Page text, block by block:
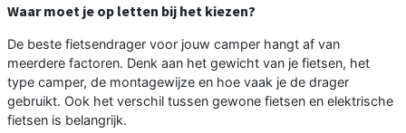
Waar moet je op letten bij het kiezen?
De beste fietsendrager voor jouw camper hangt af van
meerdere factoren. Denk aan het gewicht van je fietsen, het
type camper, de montagewijze en hoe vaak je de drager
gebruikt. Ook het verschil tussen gewone fietsen en elektrische
fietsen is belangrijk.